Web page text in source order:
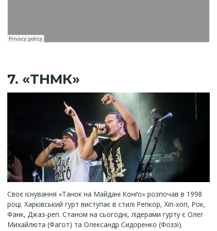
7. «ТНМК»
Своє існування «Танок на Майдані Конґо» розпочав в 1998
році. Харківський гурт виступає в стилі Репкор, Хіп-хоп, Рок,
Фанк, Джаз-реп. Станом на сьогодні, лідерами гурту є Олег
Михайлюта (Фагот) та Олександр Сидоренко (Фоззі).